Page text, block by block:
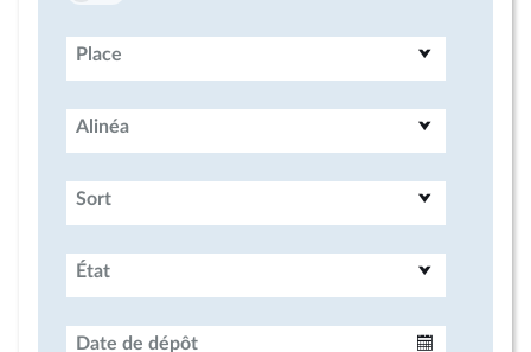
Place
Alinéa
Sort
État
Date de dépôt